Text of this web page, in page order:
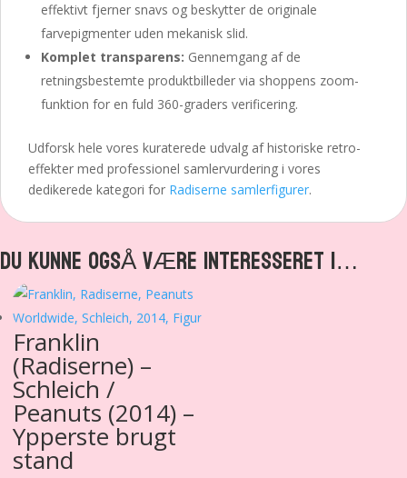
effektivt fjerner snavs og beskytter de originale
farvepigmenter uden mekanisk slid.
Komplet transparens: Gennemgang af de
retningsbestemte produktbilleder via shoppens zoom-
funktion for en fuld 360-graders verificering.
Udforsk hele vores kuraterede udvalg af historiske retro-
effekter med professionel samlervurdering i vores
dedikerede kategori for Radiserne samlerfigurer.
DU KUNNE OGSÅ VÆRE INTERESSERET I…
Franklin
(Radiserne) –
Schleich /
Peanuts (2014) –
Ypperste brugt
stand